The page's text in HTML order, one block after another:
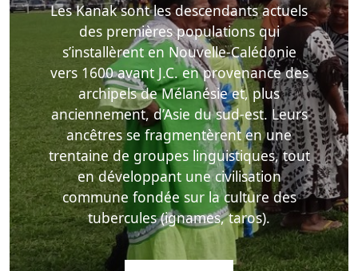
Les Kanak sont les descendants actuels
des premières populations qui
s’installèrent en Nouvelle-Calédonie
vers 1600 avant J.C. en provenance des
archipels de Mélanésie et, plus
anciennement, d’Asie du sud-est. Leurs
ancêtres se fragmentèrent en une
trentaine de groupes linguistiques, tout
en développant une civilisation
commune fondée sur la culture des
tubercules (ignames, taros).